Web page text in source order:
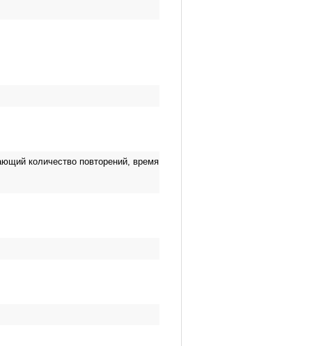
количество повторений, время